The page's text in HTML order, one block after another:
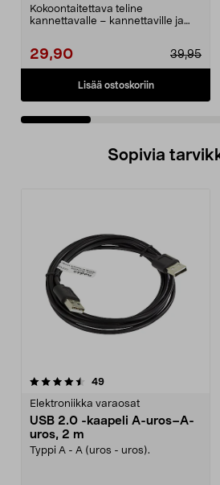
Kokoontaitettava teline
kannettavalle – kannettaville ja
29,90 39,95
Lisää ostoskoriin
Sopivia
49arvostelut
Elektroniikka varaosat
USB 2.0 -kaapeli A-uros–A-
uros, 2 m
Typpi A - A (uros - uros).